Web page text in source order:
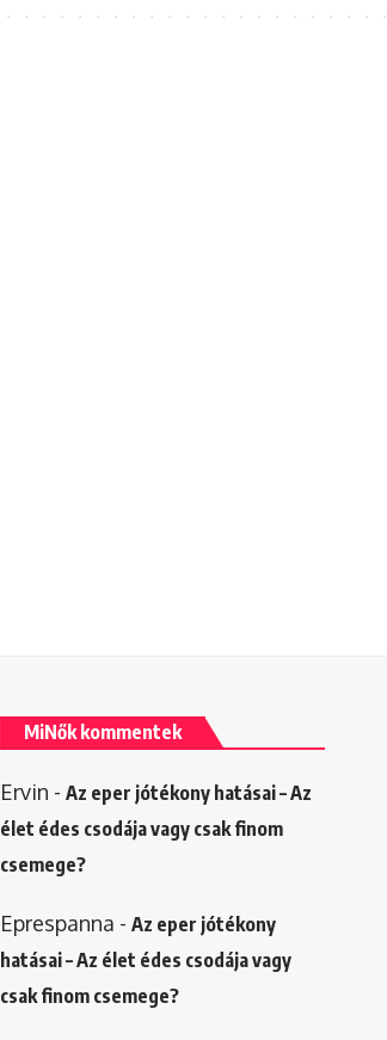
MiNők kommentek
Ervin - Az eper jótékony hatásai – Az
élet édes csodája vagy csak finom
csemege?
Eprespanna - Az eper jótékony
hatásai – Az élet édes csodája vagy
csak finom csemege?